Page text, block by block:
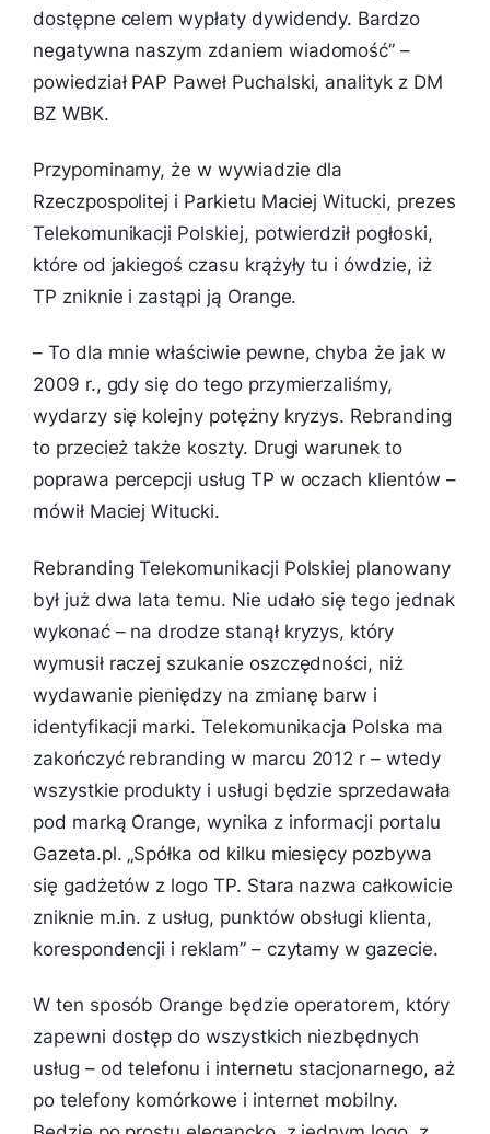
dostępne celem wypłaty dywidendy. Bardzo
negatywna naszym zdaniem wiadomość” –
powiedział PAP Paweł Puchalski, analityk z DM
BZ WBK.
Przypominamy, że w wywiadzie dla
Rzeczpospolitej i Parkietu Maciej Witucki, prezes
Telekomunikacji Polskiej, potwierdził pogłoski,
które od jakiegoś czasu krążyły tu i ówdzie, iż
TP zniknie i zastąpi ją Orange.
– To dla mnie właściwie pewne, chyba że jak w
2009 r., gdy się do tego przymierzaliśmy,
wydarzy się kolejny potężny kryzys. Rebranding
to przecież także koszty. Drugi warunek to
poprawa percepcji usług TP w oczach klientów –
mówił Maciej Witucki.
Rebranding Telekomunikacji Polskiej planowany
był już dwa lata temu. Nie udało się tego jednak
wykonać – na drodze stanął kryzys, który
wymusił raczej szukanie oszczędności, niż
wydawanie pieniędzy na zmianę barw i
identyfikacji marki. Telekomunikacja Polska ma
zakończyć rebranding w marcu 2012 r – wtedy
wszystkie produkty i usługi będzie sprzedawała
pod marką Orange, wynika z informacji portalu
Gazeta.pl. „Spółka od kilku miesięcy pozbywa
się gadżetów z logo TP. Stara nazwa całkowicie
zniknie m.in. z usług, punktów obsługi klienta,
korespondencji i reklam” – czytamy w gazecie.
W ten sposób Orange będzie operatorem, który
zapewni dostęp do wszystkich niezbędnych
usług – od telefonu i internetu stacjonarnego, aż
po telefony komórkowe i internet mobilny.